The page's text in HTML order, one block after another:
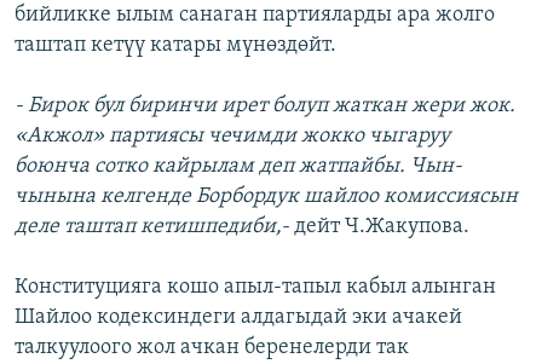
бийликке ылым санаган партияларды ара жолго
таштап кетүү катары мүнөздөйт.
- Бирок бул биринчи ирет болуп жаткан жери жок.
«Акжол» партиясы чечимди жокко чыгаруу
боюнча сотко кайрылам деп жатпайбы. Чын-
чынына келгенде Борбордук шайлоо комиссиясын
деле таштап кетишпедиби,- дейт Ч.Жакупова.
Конституцияга кошо апыл-тапыл кабыл алынган
Шайлоо кодексиндеги алдагыдай эки ачакей
талкуулоого жол ачкан беренелерди так